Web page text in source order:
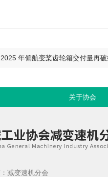
2025 年偏航变桨齿轮箱交付量再
关于协会
减变速机分会